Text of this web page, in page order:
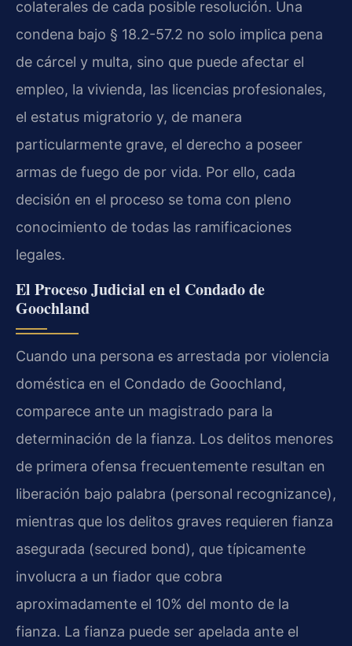
colaterales de cada posible resolución. Una
condena bajo § 18.2-57.2 no solo implica pena
de cárcel y multa, sino que puede afectar el
empleo, la vivienda, las licencias profesionales,
el estatus migratorio y, de manera
particularmente grave, el derecho a poseer
armas de fuego de por vida. Por ello, cada
decisión en el proceso se toma con pleno
conocimiento de todas las ramificaciones
legales.
El Proceso Judicial en el Condado de
Goochland
Cuando una persona es arrestada por violencia
doméstica en el Condado de Goochland,
comparece ante un magistrado para la
determinación de la fianza. Los delitos menores
de primera ofensa frecuentemente resultan en
liberación bajo palabra (personal recognizance),
mientras que los delitos graves requieren fianza
asegurada (secured bond), que típicamente
involucra a un fiador que cobra
aproximadamente el 10% del monto de la
fianza. La fianza puede ser apelada ante el